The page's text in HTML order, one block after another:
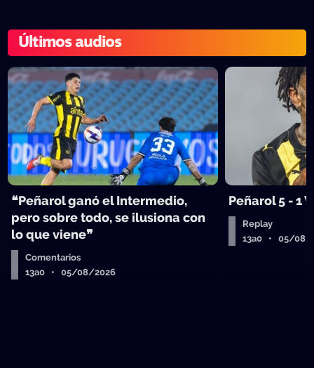
Últimos audios
❝Peñarol ganó el Intermedio,
pero sobre todo, se ilusiona con
lo que viene❞
Comentarios
13a0 • 05/08/2026
Peñarol 5 - 1
Replay
13a0 • 05/08/